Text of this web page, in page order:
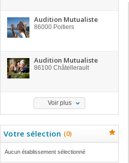
Audition Mutualiste
86000 Poitiers
Audition Mutualiste
86100 Châtellerault
Voir plus
Votre sélection (0)
Aucun établissement sélectionné